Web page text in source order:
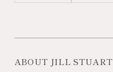
ABOUT JILL STUART